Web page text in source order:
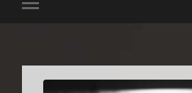
Toggle